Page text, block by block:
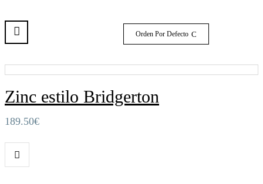
Orden Por Defecto
Zinc estilo Bridgerton
189.50€